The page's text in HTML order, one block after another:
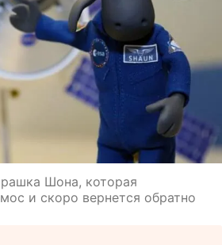
Шона, которая
и скоро вернется обратно